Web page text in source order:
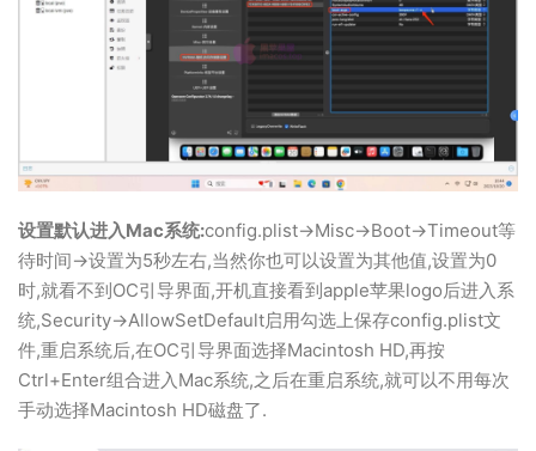
设置默认进入Mac系统:config.plist->Misc->Boot->Timeout等
待时间->设置为5秒左右,当然你也可以设置为其他值,设置为0
时,就看不到OC引导界面,开机直接看到apple苹果logo后进入系
统,Security->AllowSetDefault启用勾选上保存config.plist文
件,重启系统后,在OC引导界面选择Macintosh HD,再按
Ctrl+Enter组合进入Mac系统,之后在重启系统,就可以不用每次
手动选择Macintosh HD磁盘了.